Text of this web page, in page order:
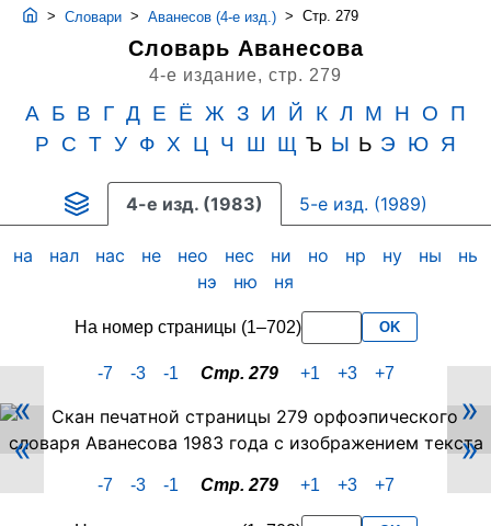
> Словари > Аванесов (4-е изд.) > Стр. 279
Словарь Аванесова
4-е издание, стр. 279
А Б В Г Д Е Ё Ж З И Й К Л М Н О
П
Р
С Т У Ф Х Ц Ч Ш Щ Ъ Ы Ь Э Ю Я
4-е изд. (1983) 5-е изд. (1989)
на нал нас не нео нес ни но нр ну ны
нь
нэ
ню ня
На номер страницы (1–702) OK
-7 -3 -1 Стр. 279 +1 +3 +7
Скан
PDF-
страницы
279
«
»
«
»
-7 -3 -1 Стр. 279 +1 +3 +7